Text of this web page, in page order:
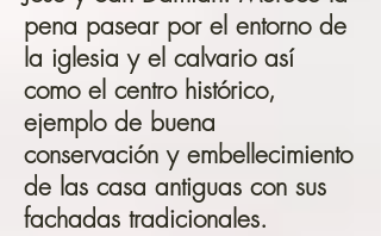
pena pasear por el entorno de
la iglesia y el calvario así
como el centro histórico,
ejemplo de buena
conservación y embellecimiento
de las casa antiguas con sus
fachadas tradicionales.